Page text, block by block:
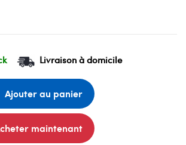
Livraison à domicile
Ajouter au panier
maintenant